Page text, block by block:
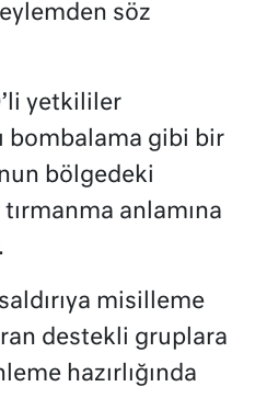
söz
yetkililer
bombalama gibi bir
bölgedeki
anlamına
misilleme
destekli gruplara
hazırlığında